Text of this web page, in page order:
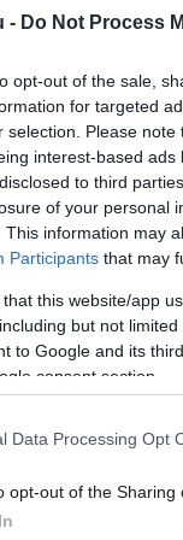
- Do Not Process
opt-out of the sale,
for targeted
selection. Please
interest-based
to third
of your personal
This information may
Participants that may
that this website/app
but not
to Google and its
consent section.
Data Processing Opt
opt-out of the Sharing
és elhanyagolt
hozó, akár
figyelmet az
meg, súlyos
lehet.
ilyenkor még
áraszt, vastag,
A foltos bürök